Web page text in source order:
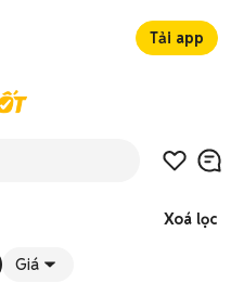
Tải app
Xoá lọc
Giá